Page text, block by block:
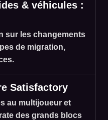
& véhicules :
sur les changements
de migration,
Satisfactory
au multijoueur et
des grands blocs